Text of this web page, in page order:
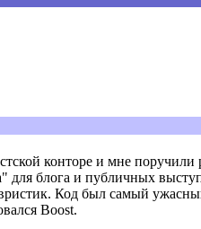
конторе и мне поручили
для блога и публичных
Код был самый
Boost.